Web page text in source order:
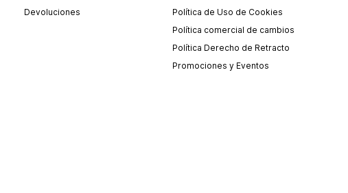
Devoluciones
Política de Uso de Cookies
Política comercial de cambios
Política Derecho de Retracto
Promociones y Eventos